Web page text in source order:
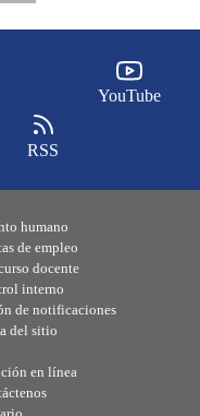
YouTube
RSS
humano
de empleo
docente
interno
de notificaciones
del sitio
en línea